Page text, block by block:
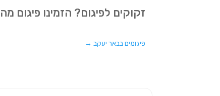
זקוקים לפיגום? הזמינו פיגום
פיגומים בבאר יעקב→